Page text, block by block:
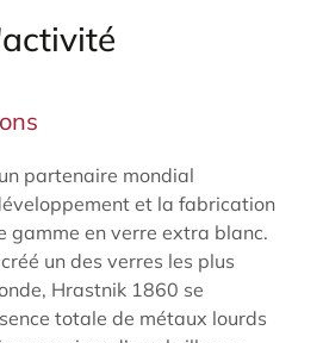
partenaire mondial
et la fabrication
gamme en verre extra blanc.
un des verres les plus
Hrastnik 1860 se
totale de métaux lourds